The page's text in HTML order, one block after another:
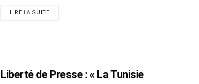
LIRE LA SUITE
Liberté de Presse : « La Tunisie